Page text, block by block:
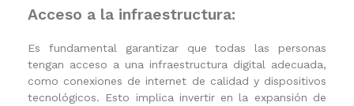
Acceso a la infraestructura:
Es fundamental garantizar que todas las personas
tengan acceso a una infraestructura digital adecuada,
como conexiones de internet de calidad y dispositivos
tecnológicos. Esto implica invertir en la expansión de